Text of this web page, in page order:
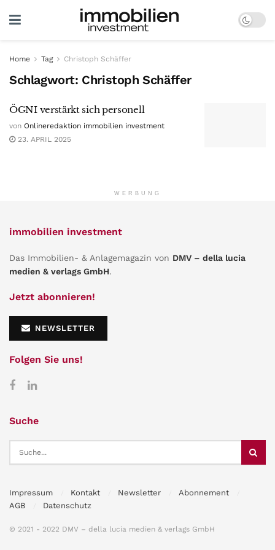
Home Tag Christoph Schäffer
Schlagwort: Christoph Schäffer
ÖGNI verstärkt sich personell
von Onlineredaktion immobilien investment
23. APRIL 2025
WERBUNG
immobilien investment
Das Immobilien- & Anlagemagazin von DMV – della lucia
medien & verlags GmbH.
Jetzt abonnieren!
NEWSLETTER
Folgen Sie uns!
Suche
Impressum Kontakt Newsletter
Abonnement
AGB
Datenschutz
© 2021 - 2022 DMV – della lucia medien & verlags GmbH